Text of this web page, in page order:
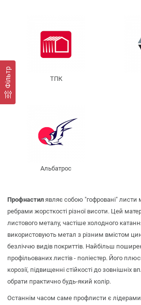
Фільтр ТПК
Альбатрос
Профнастил являє собою "гофровані"
ребрами жорсткості різної висоти. Цей
листового металу, частіше холодного
використовують метал з різним вмістом
безліччю видів покриттів. Найбільш
профільованих листів - поліестер. Його
корозії, підвищенні стійкості до зовнішніх
обрати практично будь-який колір.
Останнім часом саме профлисти є лідерами